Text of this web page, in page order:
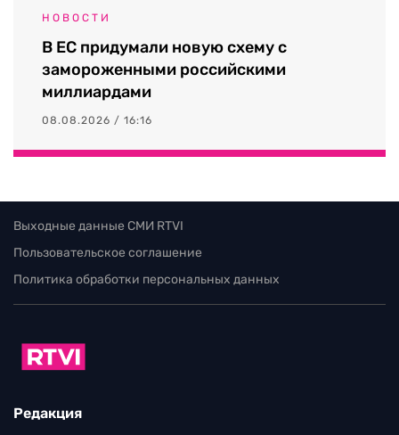
НОВОСТИ
В ЕС придумали новую схему с
замороженными российскими
миллиардами
08.08.2026 / 16:16
Выходные данные СМИ RTVI
Пользовательское соглашение
Политика обработки персональных данных
Редакция